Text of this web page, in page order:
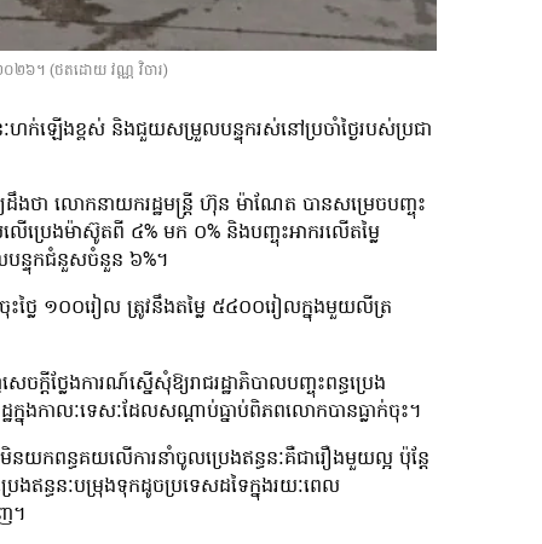
០២៦។ (ថតដោយ វណ្ណ​ វិចារ)
នៈហក់ឡើងខ្ពស់ និងជួយសម្រួលបន្ទុករស់នៅប្រចាំថ្ងៃរបស់ប្រជា
ងថា លោកនាយករដ្ឋមន្រ្តី ហ៊ុន ម៉ាណែត បានសម្រេចបញ្ចុះ
ើប្រេងម៉ាស៊ូតពី ៤% មក ០% និងបញ្ចុះអាករលើតម្លៃ
បន្ទុកជំនួសចំនួន ៦%។
ថ្លៃ ១០០រៀល ត្រូវនឹងតម្លៃ ៥៤០០រៀលក្នុងមួយលីត្រ
តីថ្លែងការណ៍ស្នើសុំឱ្យរាជរដ្ឋាភិបាលបញ្ចុះពន្ធប្រេង
នុងកាលៈទេសៈដែលសណ្ដាប់ធ្នាប់ពិភពលោកបានធ្លាក់ចុះ។
កពន្ធគយលើការនាំចូលប្រេងឥន្ធនៈគឺជារឿងមួយល្អ ប៉ុន្តែ
េងឥន្ធនៈបម្រុងទុកដូចប្រទេសដទៃក្នុងរយៈពេល
។